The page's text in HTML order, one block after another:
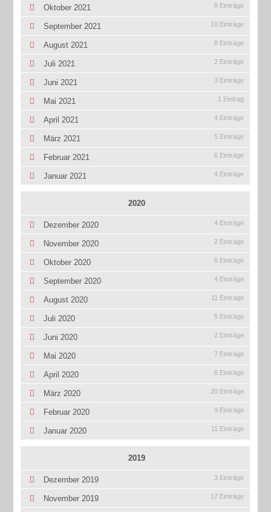
Oktober 2021 8 Einträge
September 2021 10 Einträge
August 2021 8 Einträge
Juli 2021 2 Einträge
Juni 2021 3 Einträge
Mai 2021 1 Eintrag
April 2021 4 Einträge
März 2021 5 Einträge
Februar 2021 6 Einträge
Januar 2021 4 Einträge
2020
Dezember 2020 4 Einträge
November 2020 2 Einträge
Oktober 2020 6 Einträge
September 2020 4 Einträge
August 2020 11 Einträge
Juli 2020 5 Einträge
Juni 2020 2 Einträge
Mai 2020 7 Einträge
April 2020 8 Einträge
März 2020 20 Einträge
Februar 2020 9 Einträge
Januar 2020 11 Einträge
2019
Dezember 2019 3 Einträge
November 2019 17 Einträge